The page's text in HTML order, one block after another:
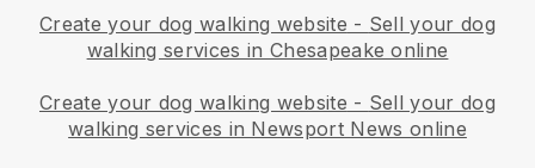
Create your dog walking website - Sell your dog
walking services in Chesapeake online
Create your dog walking website - Sell your dog
walking services in Newsport News online